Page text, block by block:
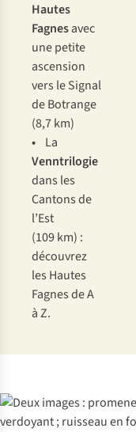
Hautes
Fagnesavec
une petite
ascension
vers le Signal
de Botrange
(8,7 km)
• La
Venntrilogie
dans les
Cantons de
l’Est
(109 km) :
découvrez
les Hautes
Fagnes de A
à Z.